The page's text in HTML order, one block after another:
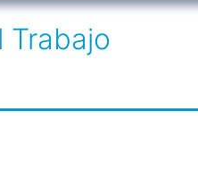
el
Trabajo